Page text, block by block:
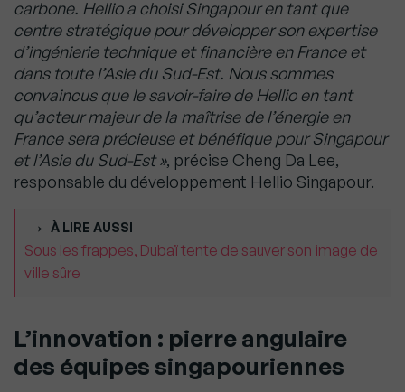
carbone. Hellio a choisi Singapour en tant que
centre stratégique pour développer son expertise
d’ingénierie technique et financière en France et
dans toute l’Asie du Sud-Est. Nous sommes
convaincus que le savoir-faire de Hellio en tant
qu’acteur majeur de la maîtrise de l’énergie en
France sera précieuse et bénéfique pour Singapour
et l’Asie du Sud-Est », précise Cheng Da Lee,
responsable du développement Hellio Singapour.
À LIRE AUSSI
Sous les frappes, Dubaï tente de sauver son image de
ville sûre
L’innovation : pierre angulaire
des équipes singapouriennes